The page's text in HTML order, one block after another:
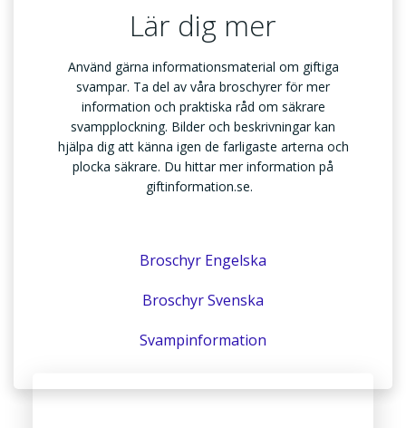
Lär dig mer
Använd gärna informationsmaterial om giftiga
svampar. Ta del av våra broschyrer för mer
information och praktiska råd om säkrare
svampplockning. Bilder och beskrivningar kan
hjälpa dig att känna igen de farligaste arterna och
plocka säkrare. Du hittar mer information på
giftinformation.se.
Broschyr Engelska
Broschyr Svenska
Svampinformation